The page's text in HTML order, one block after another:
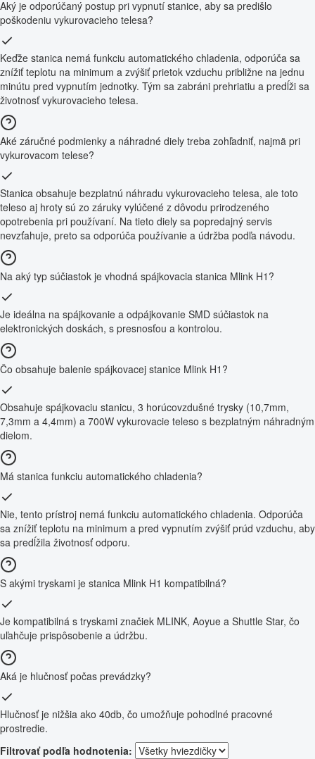
Aký je odporúčaný postup pri vypnutí stanice, aby sa predišlo
poškodeniu vykurovacieho telesa?
Keďže stanica nemá funkciu automatického chladenia, odporúča sa
znížiť teplotu na minimum a zvýšiť prietok vzduchu približne na jednu
minútu pred vypnutím jednotky. Tým sa zabráni prehriatiu a predĺži sa
životnosť vykurovacieho telesa.
Aké záručné podmienky a náhradné diely treba zohľadniť, najmä pri
vykurovacom telese?
Stanica obsahuje bezplatnú náhradu vykurovacieho telesa, ale toto
teleso aj hroty sú zo záruky vylúčené z dôvodu prirodzeného
opotrebenia pri používaní. Na tieto diely sa popredajný servis
nevzťahuje, preto sa odporúča používanie a údržba podľa návodu.
Na aký typ súčiastok je vhodná spájkovacia stanica Mlink H1?
Je ideálna na spájkovanie a odpájkovanie SMD súčiastok na
elektronických doskách, s presnosťou a kontrolou.
Čo obsahuje balenie spájkovacej stanice Mlink H1?
Obsahuje spájkovaciu stanicu, 3 horúcovzdušné trysky (10,7mm,
7,3mm a 4,4mm) a 700W vykurovacie teleso s bezplatným náhradným
dielom.
Má stanica funkciu automatického chladenia?
Nie, tento prístroj nemá funkciu automatického chladenia. Odporúča
sa znížiť teplotu na minimum a pred vypnutím zvýšiť prúd vzduchu, aby
sa predĺžila životnosť odporu.
S akými tryskami je stanica Mlink H1 kompatibilná?
Je kompatibilná s tryskami značiek MLINK, Aoyue a Shuttle Star, čo
uľahčuje prispôsobenie a údržbu.
Aká je hlučnosť počas prevádzky?
Hlučnosť je nižšia ako 40db, čo umožňuje pohodlné pracovné
prostredie.
Filtrovať podľa hodnotenia: